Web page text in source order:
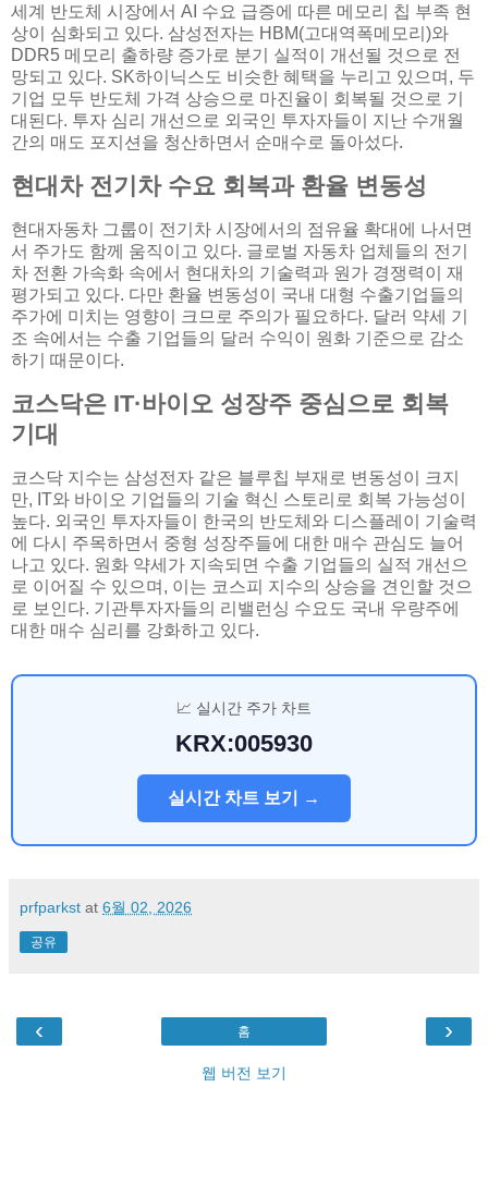
세계 반도체 시장에서 AI 수요 급증에 따른 메모리 칩 부족 현
상이 심화되고 있다. 삼성전자는 HBM(고대역폭메모리)와
DDR5 메모리 출하량 증가로 분기 실적이 개선될 것으로 전
망되고 있다. SK하이닉스도 비슷한 혜택을 누리고 있으며, 두
기업 모두 반도체 가격 상승으로 마진율이 회복될 것으로 기
대된다. 투자 심리 개선으로 외국인 투자자들이 지난 수개월
간의 매도 포지션을 청산하면서 순매수로 돌아섰다.
현대차 전기차 수요 회복과 환율 변동성
현대자동차 그룹이 전기차 시장에서의 점유율 확대에 나서면
서 주가도 함께 움직이고 있다. 글로벌 자동차 업체들의 전기
차 전환 가속화 속에서 현대차의 기술력과 원가 경쟁력이 재
평가되고 있다. 다만 환율 변동성이 국내 대형 수출기업들의
주가에 미치는 영향이 크므로 주의가 필요하다. 달러 약세 기
조 속에서는 수출 기업들의 달러 수익이 원화 기준으로 감소
하기 때문이다.
코스닥은 IT·바이오 성장주 중심으로 회복
기대
코스닥 지수는 삼성전자 같은 블루칩 부재로 변동성이 크지
만, IT와 바이오 기업들의 기술 혁신 스토리로 회복 가능성이
높다. 외국인 투자자들이 한국의 반도체와 디스플레이 기술력
에 다시 주목하면서 중형 성장주들에 대한 매수 관심도 늘어
나고 있다. 원화 약세가 지속되면 수출 기업들의 실적 개선으
로 이어질 수 있으며, 이는 코스피 지수의 상승을 견인할 것으
로 보인다. 기관투자자들의 리밸런싱 수요도 국내 우량주에
대한 매수 심리를 강화하고 있다.
📈 실시간 주가 차트
KRX:005930
실시간 차트 보기 →
prfparkst at 6월 02, 2026
공유
‹ ›
홈
웹 버전 보기